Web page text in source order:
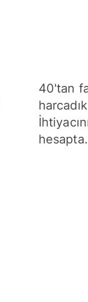
40'tan
hesapta.